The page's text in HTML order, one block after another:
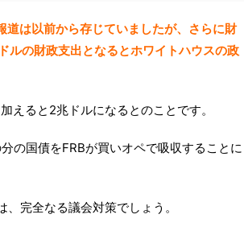
道は以前から存じていましたが、さらに財
ルの財政支出となるとホワイトハウスの政
えると2兆ドルになるとのことです。
の国債をFRBが買いオペで吸収することに
完全なる議会対策でしょう。